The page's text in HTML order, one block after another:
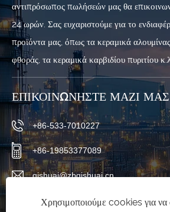
αντιπρόσωπος πωλήσεών μας θα
24 ωρών. Σας ευχαριστούμε για το
προϊόντα μας, όπως τα κεραμικά
φθοράς, τα κεραμικά καρβιδίου πυριτίου
ΕΠΙΚΟΙΝΩΝΉΣΤΕ ΜΑΖΊ ΜΑΣ
+86-533-7010227
+86-19853377089
qishuai@zbqishuai.cn
Βιομηχανικό πάρκο Phoenix,
Χρησιμοποιούμε cookies για να